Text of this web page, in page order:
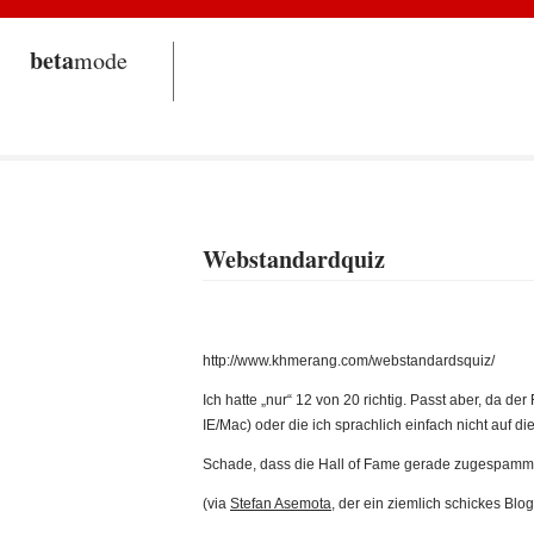
betamode
Webstandardquiz
http://www.khmerang.com/webstandardsquiz/
Ich hatte „nur“ 12 von 20 richtig. Passt aber, da
IE/Mac) oder die ich sprachlich einfach nicht auf
Schade, dass die Hall of Fame gerade
(via Stefan Asemota, der ein ziemlich schickes